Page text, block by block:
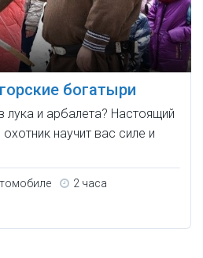
богатыри
лука и арбалета? Настоящий
научит вас силе и
2 часа